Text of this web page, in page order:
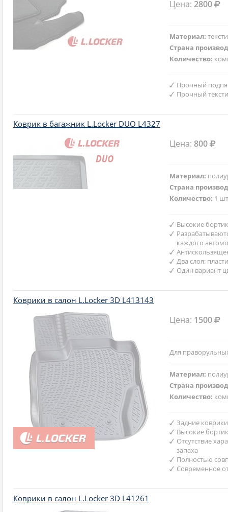
Цена:2800
Материал:
Страна
Количество:
Прочный
Прочный
Коврик в багажник L.Locker DUO L4327
Цена:800
Материал:
Страна
Количество: 1
Высокие
каждого
Два слоя:
Один вариант
Коврики в салон L.Locker 3D L413143
Цена: 1500
Для
Материал:
Страна
Количество:
Задние
Высокие
Отсутствие
запаха
Полностью
Современное
Коврики в салон L.Locker 3D L41261